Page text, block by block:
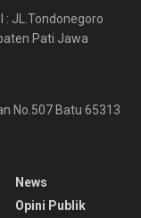
: JL.Tondonegoro
Pati Jawa
No.507 Batu 65313
News
Opini Publik